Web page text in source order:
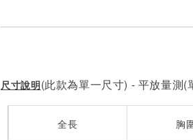
尺寸說明(此款為單一尺寸) - 平放量測(
全長 胸